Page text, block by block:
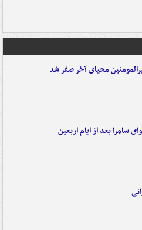
محیای آخر صفر شد
سامرا بعد از ایام اربعین